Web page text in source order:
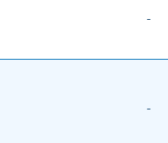
-
-